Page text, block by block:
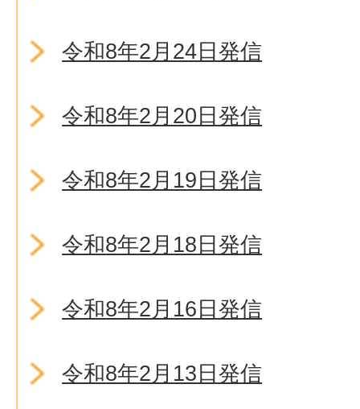
令和8年2月24日発信
令和8年2月20日発信
令和8年2月19日発信
令和8年2月18日発信
令和8年2月16日発信
令和8年2月13日発信